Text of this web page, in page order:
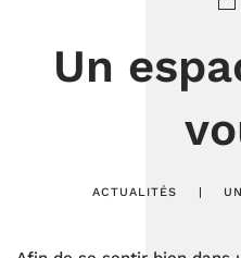
Un
ACTUALITÉS